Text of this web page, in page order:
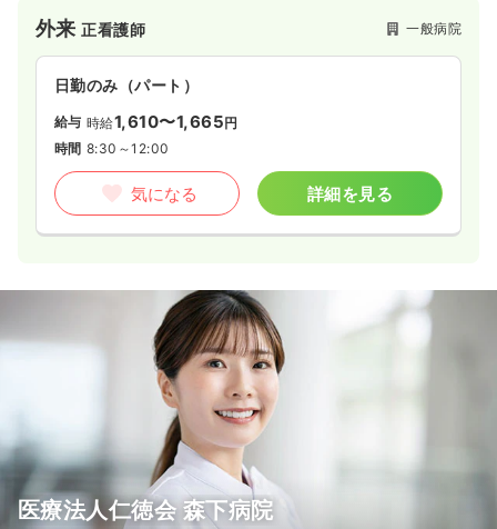
外来正看護師 一般病院
日勤のみ（パート）
給与 時給1,610〜1,665円
時間 8:30～12:00
気になる 詳細を見る
医療法人仁徳会 森下病院